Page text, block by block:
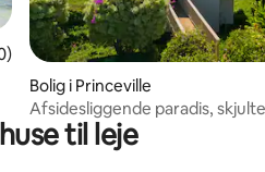
5 i gennemsnitlig bedømmelse,
Bolig i Princeville
Afsidesliggende paradis,
solnedgang over havet
til leje